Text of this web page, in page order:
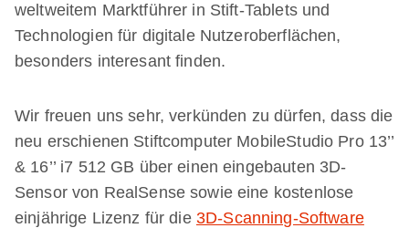
weltweitem Marktführer in Stift-Tablets und
Technologien für digitale Nutzeroberflächen,
besonders interesant finden.
Wir freuen uns sehr, verkünden zu dürfen, dass die
neu erschienen Stiftcomputer MobileStudio Pro 13’’
& 16’’ i7 512 GB über einen eingebauten 3D-
Sensor von RealSense sowie eine kostenlose
einjährige Lizenz für die 3D-Scanning-Software